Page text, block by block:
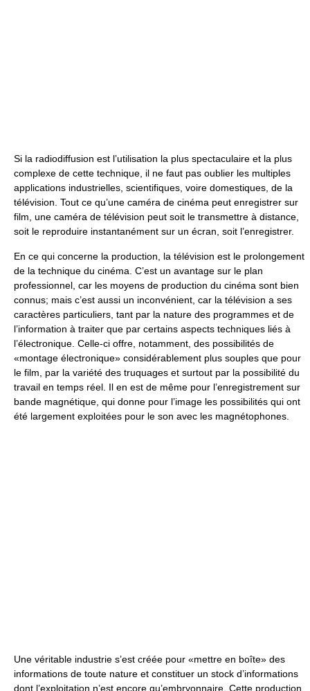
Si la radiodiffusion est l’utilisation la plus spectaculaire et la plus
complexe de cette technique, il ne faut pas oublier les multiples
applications industrielles, scientifiques, voire domestiques, de la
télévision. Tout ce qu’une caméra de cinéma peut enregistrer sur
film, une caméra de télévision peut soit le transmettre à distance,
soit le reproduire instantanément sur un écran, soit l’enregistrer.
En ce qui concerne la production, la télévision est le prolongement
de la technique du cinéma. C’est un avantage sur le plan
professionnel, car les moyens de production du cinéma sont bien
connus; mais c’est aussi un inconvénient, car la télévision a ses
caractères particuliers, tant par la nature des programmes et de
l’information à traiter que par certains aspects techniques liés à
l’électronique. Celle-ci offre, notamment, des possibilités de
«montage électronique» considérablement plus souples que pour
le film, par la variété des truquages et surtout par la possibilité du
travail en temps réel. Il en est de même pour l’enregistrement sur
bande magnétique, qui donne pour l’image les possibilités qui ont
été largement exploitées pour le son avec les magnétophones.
Une véritable industrie s’est créée pour «mettre en boîte» des
informations de toute nature et constituer un stock d’informations
dont l’exploitation n’est encore qu’embryonnaire. Cette production